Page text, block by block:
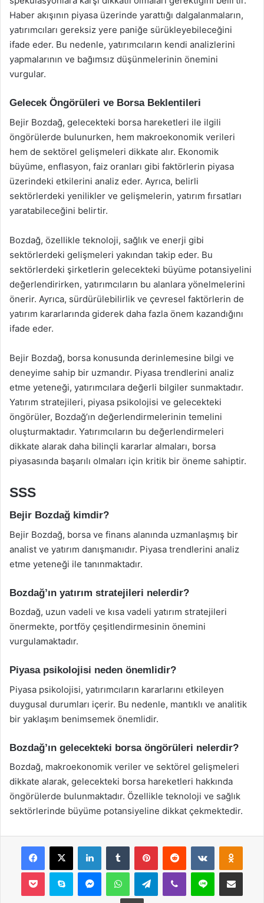
Haber akışının piyasa üzerinde yarattığı dalgalanmaların,
yatırımcıları gereksiz yere paniğe sürükleyebileceğini
ifade eder. Bu nedenle, yatırımcıların kendi analizlerini
yapmalarının ve bağımsız düşünmelerinin önemini
vurgular.
Gelecek Öngörüleri ve Borsa Beklentileri
Bejir Bozdağ, gelecekteki borsa hareketleri ile ilgili
öngörülerde bulunurken, hem makroekonomik verileri
hem de sektörel gelişmeleri dikkate alır. Ekonomik
büyüme, enflasyon, faiz oranları gibi faktörlerin piyasa
üzerindeki etkilerini analiz eder. Ayrıca, belirli
sektörlerdeki yenilikler ve gelişmelerin, yatırım fırsatları
yaratabileceğini belirtir.
Bozdağ, özellikle teknoloji, sağlık ve enerji gibi
sektörlerdeki gelişmeleri yakından takip eder. Bu
sektörlerdeki şirketlerin gelecekteki büyüme potansiyelini
değerlendirirken, yatırımcıların bu alanlara yönelmelerini
önerir. Ayrıca, sürdürülebilirlik ve çevresel faktörlerin de
yatırım kararlarında giderek daha fazla önem kazandığını
ifade eder.
Bejir Bozdağ, borsa konusunda derinlemesine bilgi ve
deneyime sahip bir uzmandır. Piyasa trendlerini analiz
etme yeteneği, yatırımcılara değerli bilgiler sunmaktadır.
Yatırım stratejileri, piyasa psikolojisi ve gelecekteki
öngörüler, Bozdağ’ın değerlendirmelerinin temelini
oluşturmaktadır. Yatırımcıların bu değerlendirmeleri
dikkate alarak daha bilinçli kararlar almaları, borsa
piyasasında başarılı olmaları için kritik bir öneme sahiptir.
SSS
Bejir Bozdağ kimdir?
Bejir Bozdağ, borsa ve finans alanında uzmanlaşmış bir
analist ve yatırım danışmanıdır. Piyasa trendlerini analiz
etme yeteneği ile tanınmaktadır.
Bozdağ’ın yatırım stratejileri nelerdir?
Bozdağ, uzun vadeli ve kısa vadeli yatırım stratejileri
önermekte, portföy çeşitlendirmesinin önemini
vurgulamaktadır.
Piyasa psikolojisi neden önemlidir?
Piyasa psikolojisi, yatırımcıların kararlarını etkileyen
duygusal durumları içerir. Bu nedenle, mantıklı ve analitik
bir yaklaşım benimsemek önemlidir.
Bozdağ’ın gelecekteki borsa öngörüleri nelerdir?
Bozdağ, makroekonomik veriler ve sektörel gelişmeleri
dikkate alarak, gelecekteki borsa hareketleri hakkında
öngörülerde bulunmaktadır. Özellikle teknoloji ve sağlık
sektörlerinde büyüme potansiyeline dikkat çekmektedir.
Facebook
X LinkedInTumblr PinterestReddit VKontakte
Pocket Skype MessengerWhatsAppTelegramViber Line E-Posta ile
Yazdır